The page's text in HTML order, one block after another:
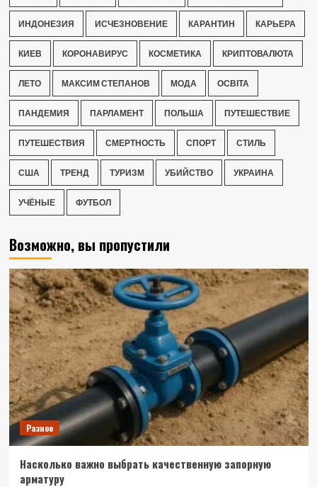
ИНДОНЕЗИЯ ИСЧЕЗНОВЕНИЕ КАРАНТИН КАРЬЕРА
КИЕВ КОРОНАВИРУС КОСМЕТИКА КРИПТОВАЛЮТА
ЛЕТО МАКСИМ СТЕПАНОВ МОДА ОСВІТА
ПАНДЕМИЯ ПАРЛАМЕНТ ПОЛЬША ПУТЕШЕСТВИЕ
ПУТЕШЕСТВИЯ СМЕРТНОСТЬ СПОРТ СТИЛЬ
США ТРЕНД ТУРИЗМ УБИЙСТВО УКРАИНА
УЧЁНЫЕ ФУТБОЛ
Возможно, вы пропустили
Разное
Насколько важно выбрать качественную запорную
арматуру